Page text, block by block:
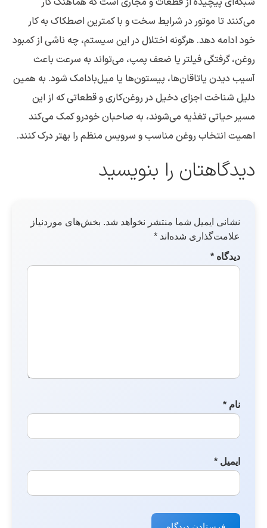
می‌کنند تا موتور در شرایط سخت و با کمترین اصطکاک به کار
خود ادامه دهد. هرگونه اختلال در این سیستم، چه ناشی از کمبود
روغن، گرفتگی فیلتر یا ضعف پمپ، می‌تواند به سرعت باعث
آسیب دیدن یاتاقان‌ها، پیستون‌ها یا میل‌بادامک شود. به همین
دلیل شناخت اجزای دخیل در روغن‌کاری و قطعاتی که از این
مسیر حیاتی تغذیه می‌شوند، به صاحبان خودرو کمک می‌کند
اهمیت انتخاب روغن مناسب و سرویس منظم را بهتر درک کنند.
دیدگاهتان را بنویسید
نشانی ایمیل شما منتشر نخواهد شد. بخش‌های موردنیاز
علامت‌گذاری شده‌اند *
دیدگاه *
نام *
ایمیل *